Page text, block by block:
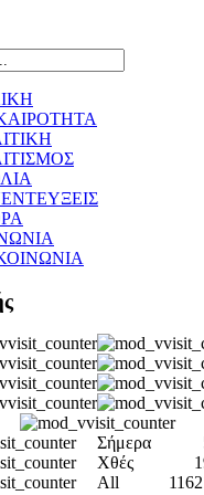
Σήμερα
Χθές
All